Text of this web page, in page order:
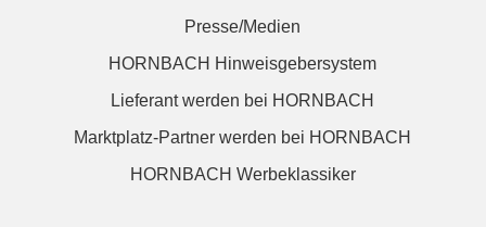
Presse/Medien
HORNBACH Hinweisgebersystem
Lieferant werden bei HORNBACH
Marktplatz-Partner werden bei HORNBACH
HORNBACH Werbeklassiker